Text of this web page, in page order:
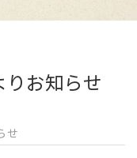
お知らせ
せ